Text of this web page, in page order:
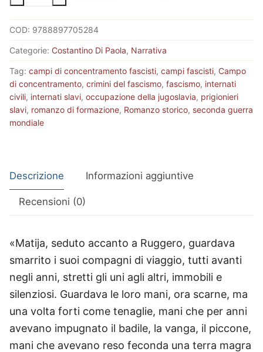
FATE
quantità
COD: 9788897705284
Categorie: Costantino Di Paola, Narrativa
Tag: campi di concentramento fascisti, campi fascisti, Campo
di concentramento, crimini del fascismo, fascismo, internati
civili, internati slavi, occupazione della jugoslavia, prigionieri
slavi, romanzo di formazione, Romanzo storico, seconda guerra
mondiale
Descrizione Informazioni aggiuntive
Recensioni (0)
«Matija, seduto accanto a Ruggero, guardava
smarrito i suoi compagni di viaggio, tutti avanti
negli anni, stretti gli uni agli altri, immobili e
silenziosi. Guardava le loro mani, ora scarne, ma
una volta forti come tenaglie, mani che per anni
avevano impugnato il badile, la vanga, il piccone,
mani che avevano reso feconda una terra magra